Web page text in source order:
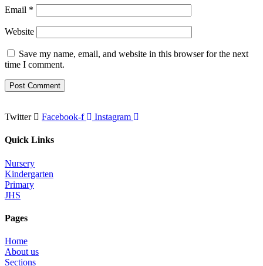
Email *
Website
Save my name, email, and website in this browser for the next
time I comment.
Twitter Facebook-f Instagram
Quick Links
Nursery
Kindergarten
Primary
JHS
Pages
Home
About us
Sections